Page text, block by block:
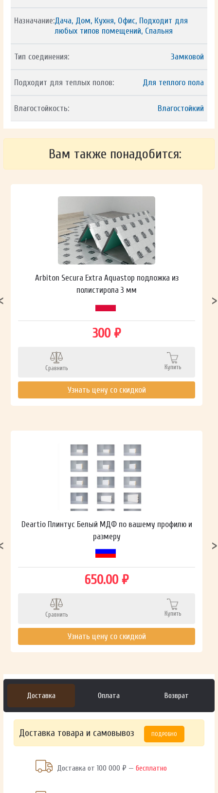
Назначание:Дача, Дом, Кухня, Офис, Подходит для
любых типов помещений, Спальня
Тип соединения: Замковой
Подходит для теплых полов: Для теплого пола
Влагостойкость: Влагостойкий
Вам также понадобится:
Arbiton Secura Extra Aquastop подложка из
полистирола 3 мм
300 ₽
Сравнить Купить
Узнать цену со скидкой
Deartio Плинтус Белый МДФ по вашему профилю и
размеру
650.00 ₽
Сравнить Купить
Узнать цену со скидкой
Доставка Оплата Возврат
Доставка товара и самовывоз ПОДРОБНО
Доставка от 100 000 ₽ —бесплатно